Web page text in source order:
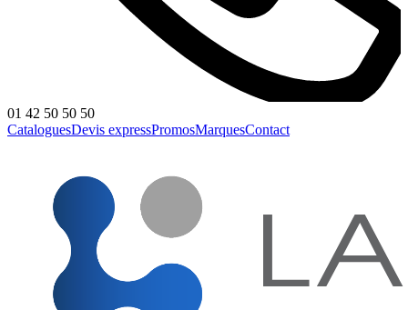
01 42 50 50 50
CataloguesDevis expressPromosMarquesContact